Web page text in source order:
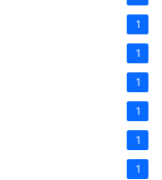
1
1
1
1
1
1